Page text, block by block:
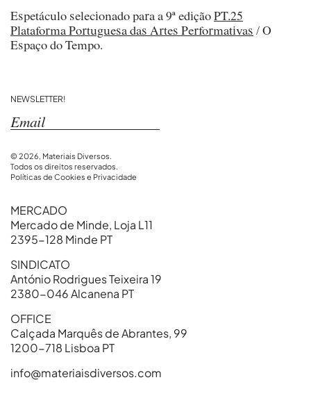
Espetáculo selecionado para a 9ª ediçãoPT.25
Plataforma Portuguesa das Artes Performativas / O
Espaço do Tempo.
NEWSLETTER!
© 2026, Materiais Diversos.
Todos os direitos reservados.
Políticas de Cookies e Privacidade
MERCADO
Mercado de Minde, Loja L11
2395-128 Minde PT
SINDICATO
António Rodrigues Teixeira 19
2380-046 Alcanena PT
OFFICE
Calçada Marquês de Abrantes, 99
1200-718 Lisboa PT
info@materiaisdiversos.com